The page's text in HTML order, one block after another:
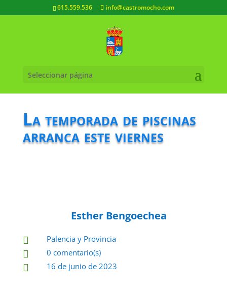
615.559.536 info@castromocho.com
Seleccionar página
La temporada de piscinas
arranca este viernes
Esther Bengoechea
 Palencia y Provincia
 0 comentario(s)
 16 de junio de 2023